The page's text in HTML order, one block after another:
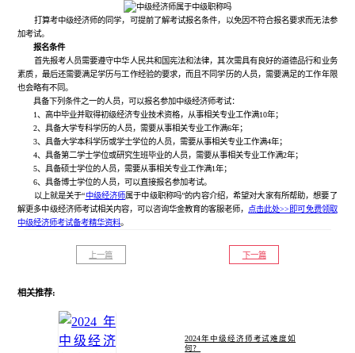
打算考中级经济师的同学，可提前了解考试报名条件，以免因不符合报名要求而无法参
加考试。
报名条件
首先报考人员需要遵守中华人民共和国宪法和法律，其次需具有良好的道德品行和业务
素质，最后还需要满足学历与工作经验的要求，而且不同学历的人员，需要满足的工作年限
也会略有不同。
具备下列条件之一的人员，可以报名参加中级经济师考试：
1、高中毕业并取得初级经济专业技术资格，从事相关专业工作满10年；
2、具备大学专科学历的人员，需要从事相关专业工作满6年；
3、具备大学本科学历或学士学位的人员，需要从事相关专业工作满4年；
4、具备第二学士学位或研究生班毕业的人员，需要从事相关专业工作满2年；
5、具备硕士学位的人员，需要从事相关专业工作满1年；
6、具备博士学位的人员，可以直接报名参加考试。
以上就是关于“中级经济师属于中级职称吗”的内容介绍，希望对大家有所帮助，想要了
解更多中级经济师考试相关内容，可以咨询华金教育的客服老师， 点击此处>>即可免费领取
中级经济师考试备考精华资料。
上一篇 下一篇
相关推荐:
2024年中级经济师考试难度如
何？